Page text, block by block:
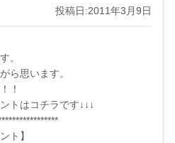
投稿日:2011年3月9日
。
ら思います。
！
トはコチラです↓↓↓
ト】